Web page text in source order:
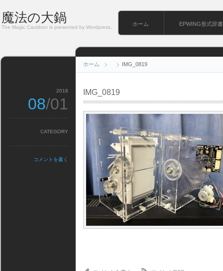
魔法の大鍋
The Magic Cauldron is presented by Wordpress.
ホーム EPWING形式辞書
ホーム IMG_0819
IMG_0819
2018
08/01
CATEGORY
コメントを書く